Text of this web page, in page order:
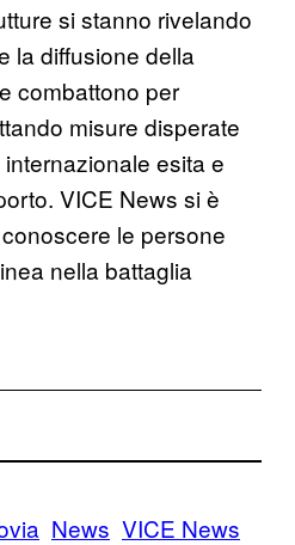
si stanno rivelando
la diffusione della
combattono per
misure disperate
esita e
VICE News si è
le persone
nella battaglia
News VICE News